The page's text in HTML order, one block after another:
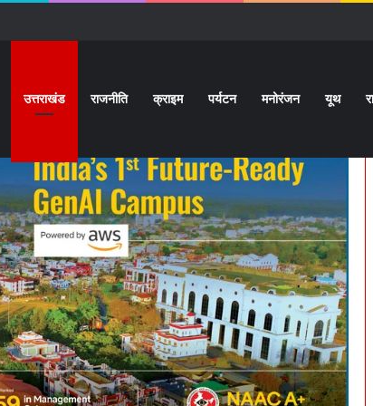
उत्तराखंड राजनीति क्राइम पर्यटन मनोरंजन यूथ